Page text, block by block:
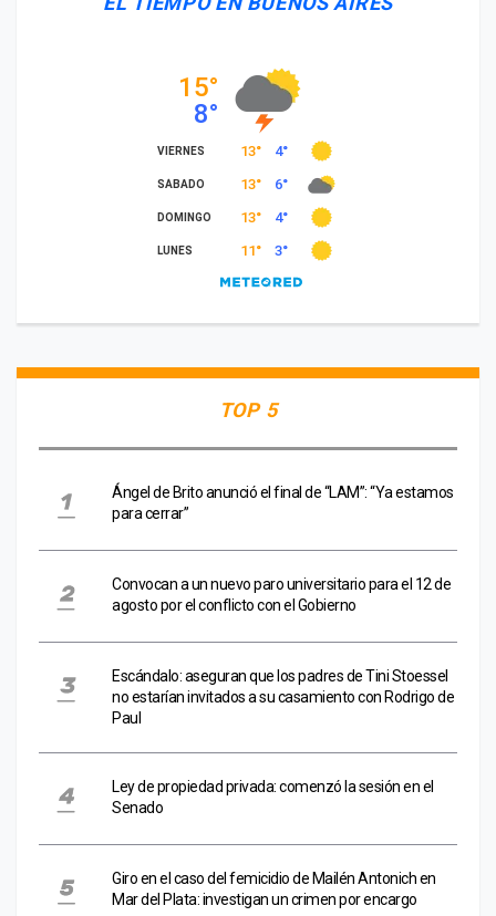
TOP 5
Ángel de Brito anunció el final de “LAM”: “Ya estamos
para cerrar”
Convocan a un nuevo paro universitario para el 12 de
agosto por el conflicto con el Gobierno
Escándalo: aseguran que los padres de Tini Stoessel
no estarían invitados a su casamiento con Rodrigo de
Paul
Ley de propiedad privada: comenzó la sesión en el
Senado
Giro en el caso del femicidio de Mailén Antonich en
Mar del Plata: investigan un crimen por encargo